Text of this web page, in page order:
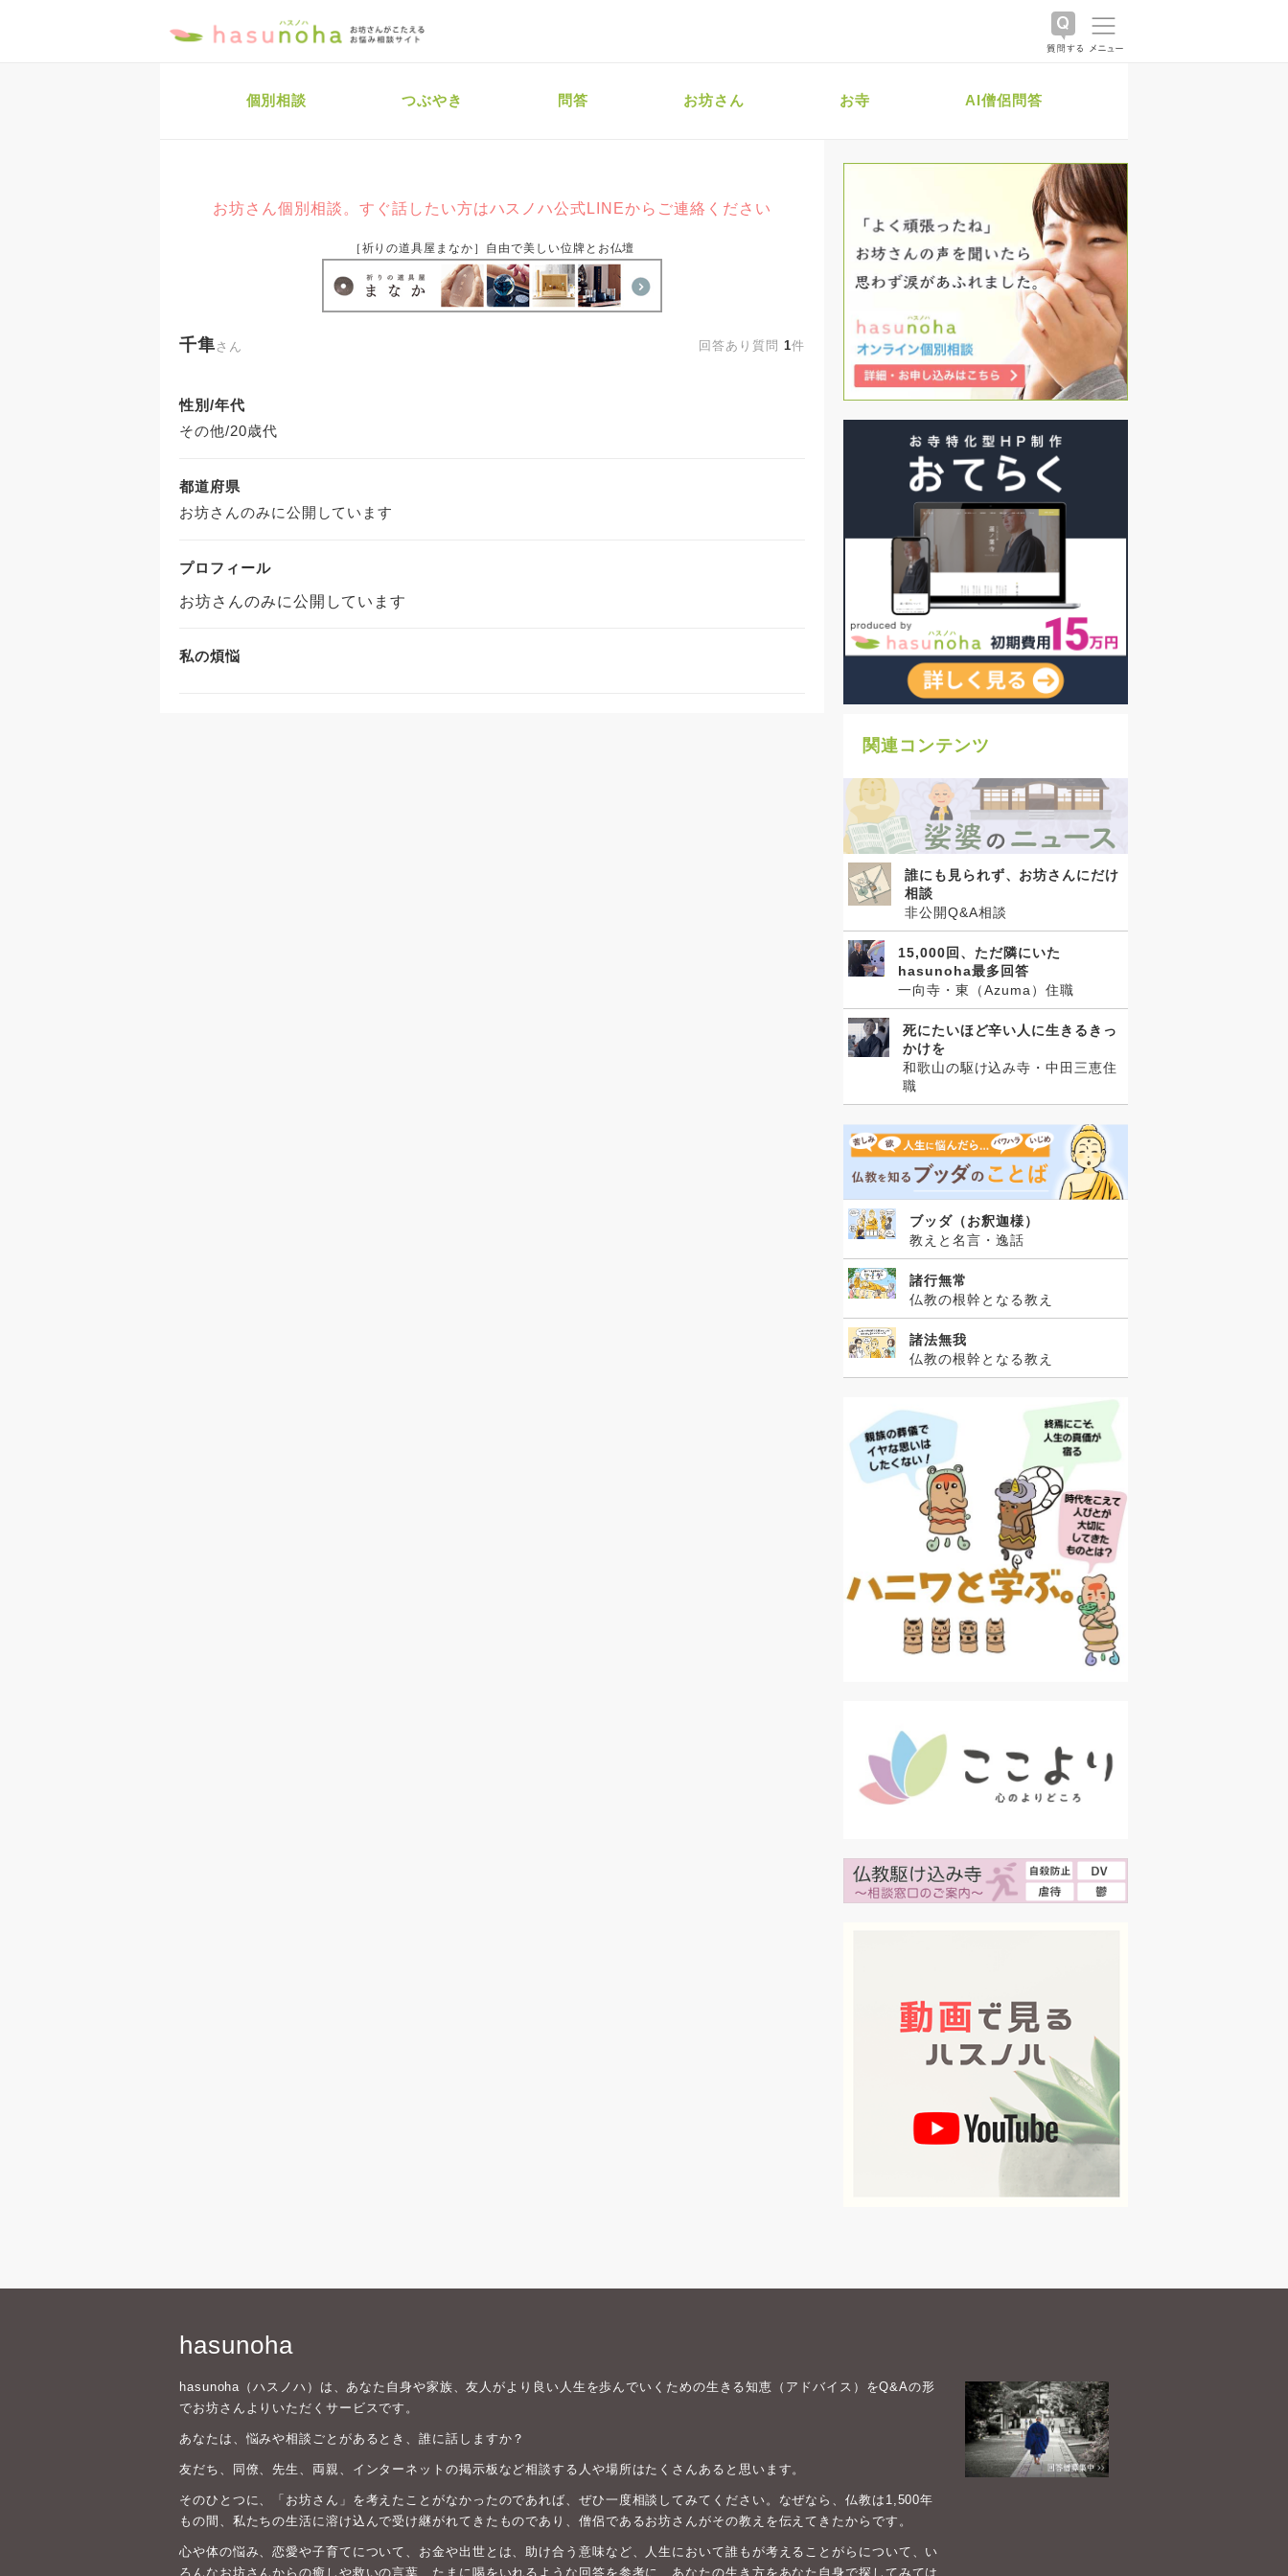
個別相談 つぶやき 問答 お坊さん お寺 AI僧侶問答
お坊さん個別相談。すぐ話したい方はハスノハ公式LINEからご連絡ください
［祈りの道具屋まなか］自由で美しい位牌とお仏壇
千隼 さん 回答あり質問1件
性別/年代
その他/20歳代
都道府県
お坊さんのみに公開しています
プロフィール
お坊さんのみに公開しています
私の煩悩
関連コンテンツ
誰にも見られず、お坊さんにだけ
相談
非公開Q&A相談
15,000回、ただ隣にいた
hasunoha最多回答
一向寺・東（Azuma）住職
死にたいほど辛い人に生きるきっ
かけを
和歌山の駆け込み寺・中田三恵住
職
ブッダ（お釈迦様）
教えと名言・逸話
諸行無常
仏教の根幹となる教え
諸法無我
仏教の根幹となる教え
hasunoha
hasunoha（ハスノハ）は、あなた自身や家族、友人がより良い人生を歩んでいくための生きる知恵（アドバイス）をQ&Aの形
でお坊さんよりいただくサービスです。
あなたは、悩みや相談ごとがあるとき、誰に話しますか？
友だち、同僚、先生、両親、インターネットの掲示板など相談する人や場所はたくさんあると思います。
そのひとつに、「お坊さん」を考えたことがなかったのであれば、ぜひ一度相談してみてください。なぜなら、仏教は1,500年
もの間、私たちの生活に溶け込んで受け継がれてきたものであり、僧侶であるお坊さんがその教えを伝えてきたからです。
心や体の悩み、恋愛や子育てについて、お金や出世とは、助け合う意味など、人生において誰もが考えることがらについて、い
ろんなお坊さんからの癒しや救いの言葉、たまに喝をいれるような回答を参考に、あなたの生き方をあなた自身で探してみては